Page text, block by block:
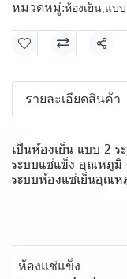
หมวดหมู่:ห้องเย็น,แบ
แชร์
รายละเอียดสินค้า
เป็นห้องเย็น แบบ 2 ร
ระบบแช่แข็ง อุณหภูมิ
ระบบห้องแช่เย็นอุณ
ห้องแช่แข็ง